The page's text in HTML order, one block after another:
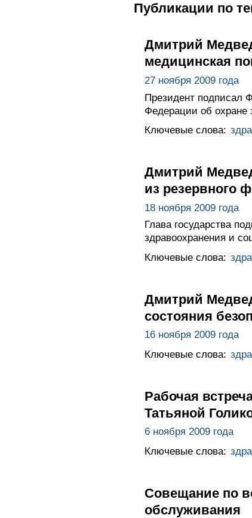
Публикации по
Дмитрий
медицинская
27 ноября 2009 года
Президент подписал
Федерации об охране
Ключевые слова:
Дмитрий
из резервного
18 ноября 2009 года
Глава государства
здравоохранения и
Ключевые слова:
Дмитрий
состояния
16 ноября 2009 года
Ключевые слова:
Рабочая
Татьяной
6 ноября 2009 года
Ключевые слова:
Совещание по
обслуживания